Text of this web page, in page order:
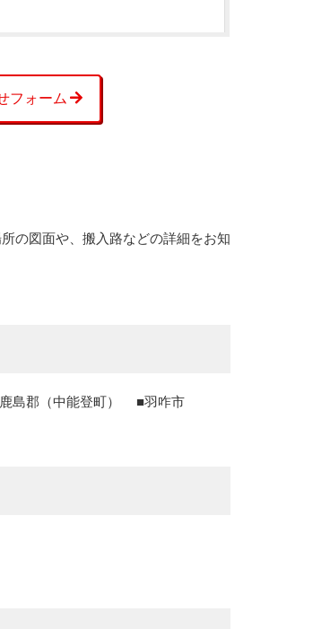
フォーム
の図面や、搬入路などの詳細をお知
鹿島郡（中能登町） 羽咋市